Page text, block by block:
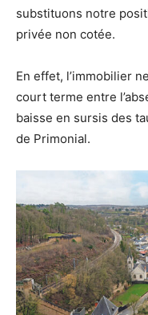
substituons notre
privée non cotée.
En effet, l’immobilier
court terme entre
baisse en sursis des
de Primonial.